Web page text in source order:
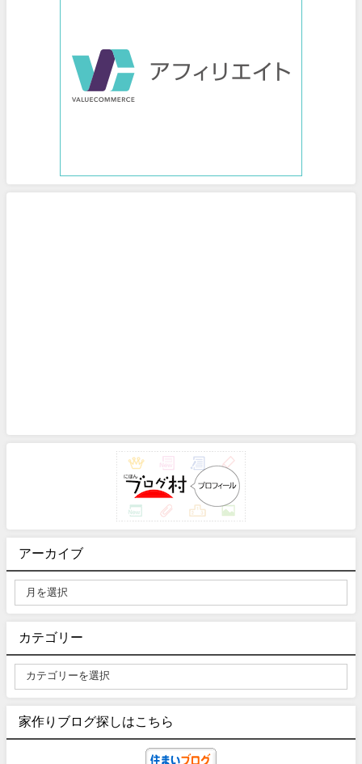
アーカイブ
カテゴリー
家作りブログ探しはこちら